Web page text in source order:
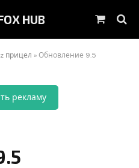
HUB Корзина
прицел »Обновление 9.5
рекламу